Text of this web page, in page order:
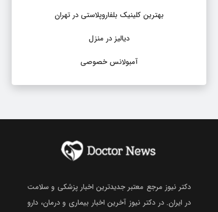
بهترین کلینیک بلفاروپلاستی در تهران
دیالیز در منزل
آمبولانس خصوصی
دکتر نیوز مرجع معتبر جدیدترین اخبار پزشکی و سلامت
در ایران. در دکتر نیوز آخرین اخبار بیماری و درمان، دارو